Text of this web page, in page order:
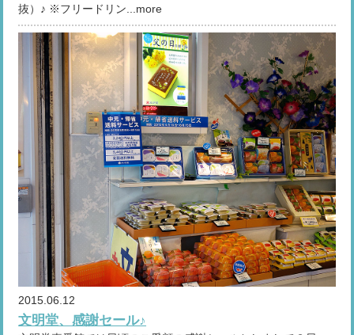
抜）♪ ※フリードリン...more
2015.06.12
文明堂、感謝セール♪